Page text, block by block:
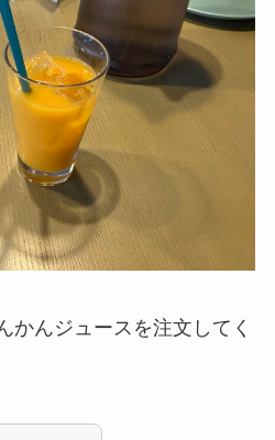
かんジュースを注文してく